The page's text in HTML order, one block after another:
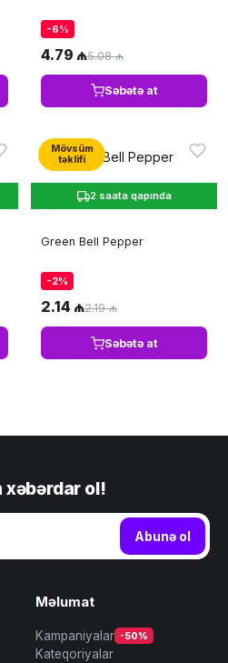
-6%
4.79 ₼5.08 ₼
Səbətə at
Mövsüm
təklifi
2 saata qapında
Green Bell Pepper
-2%
2.14 ₼2.19 ₼
Səbətə at
xəbərdar ol!
Abunə ol
Məlumat
Kampaniyalar -50%
Kateqoriyalar